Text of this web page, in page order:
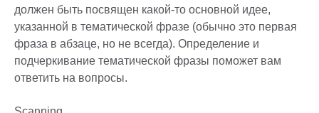
должен быть посвящен какой-то основной идее,
указанной в тематической фразе (обычно это первая
фраза в абзаце, но не всегда). Определение и
подчеркивание тематической фразы поможет вам
ответить на вопросы.